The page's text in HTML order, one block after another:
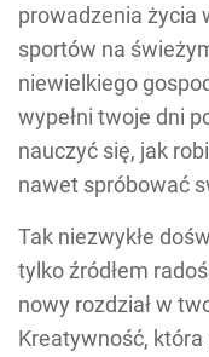
prowadzenia życia
sportów na
niewielkiego
wypełni twoje dni
nauczyć się, jak
nawet spróbować
Tak niezwykłe
tylko źródłem
nowy rozdział w
Kreatywność,